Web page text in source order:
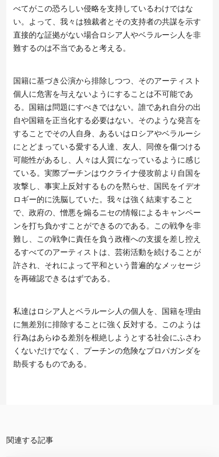
べてがこの恐ろしい侵略を支持しているわけではな
い。よって、我々は独裁者とその支持者の共謀を示す
直接的な証拠がない場合ロシア人やベラルーシ人を非
難するのは不当であると考える。
国籍に基づき公演から排除しつつ、そのアーティスト
個人に危害を与えないようにすることは不可能であ
る。国籍は問題にすべきではない。誰であれ自分の出
自や国籍を正当化する必要はない。そのような発言を
することでその人自身、あるいはロシアやベラルーシ
にとどまっている愛する人達、友人、同僚を傷つける
可能性があるし、人々は人質になっているように感じ
ている。実際プーチンはウクライナ侵攻前より自国を
攻撃し、事実上反対するものを黙らせ、国民をイデオ
ロギー的に洗脳していた。我々は強く結束すること
で、政府の、憎悪を煽るニセの情報によるキャンペー
ンを打ち負かすことができるのである。この戦争を非
難し、この戦争に責任を負う政権への支援を差し控え
るすべてのアーティストは、芸術活動を続けることが
許され、それによって平和という普遍的なメッセージ
を再確認できるはずである。
私達はロシア人とベラルーシ人の個人を、国籍を理由
に無差別に排除することに強く反対する。このようは
行為はあらゆる差別を根絶しようとする社会にふさわ
くないだけでなく、プーチンの危険なプロパガンダを
助長するものである。
関連する記事